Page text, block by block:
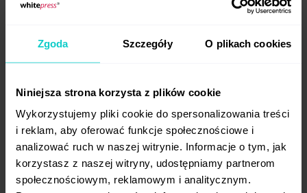
Zgoda Szczegóły O plikach cookies
Niniejsza strona korzysta z plików cookie
Wykorzystujemy pliki cookie do spersonalizowania treści
i reklam, aby oferować funkcje społecznościowe i
analizować ruch w naszej witrynie. Informacje o tym, jak
korzystasz z naszej witryny, udostępniamy partnerom
społecznościowym, reklamowym i analitycznym.
pozyskiwanie ruchu. Jeśli będziemy
ruch, to zwiększymy widoczność treści
w wyszukiwarkach.
Używajmy chwytliwych tytułów/
nagłówków– każdy nagłówek to szansa
na otworzenie danego materiału.
Pamiętaj, że w dzisiejszych czasach
o uwagę potencjalnego czytelnika
walczysz z wielką ilością blogów,